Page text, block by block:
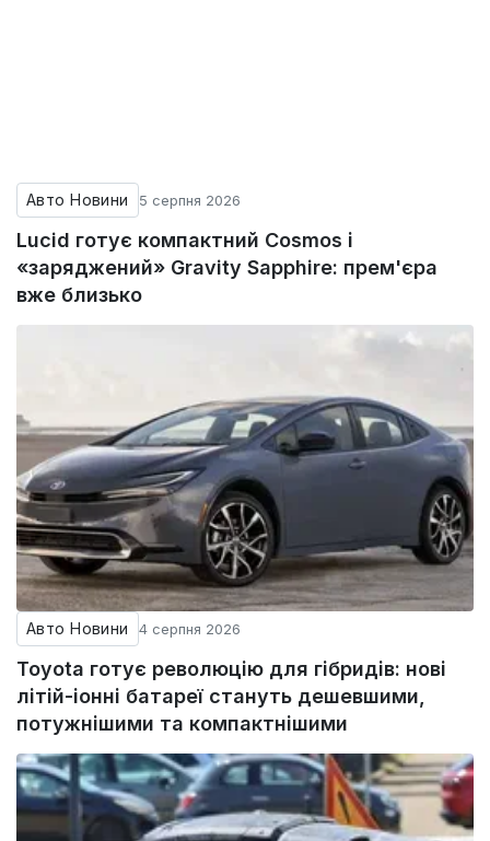
Авто Новини 5 серпня 2026
Lucid готує компактний Cosmos і
«заряджений» Gravity Sapphire: прем'єра
вже близько
Авто Новини 4 серпня 2026
Toyota готує революцію для гібридів: нові
літій-іонні батареї стануть дешевшими,
потужнішими та компактнішими